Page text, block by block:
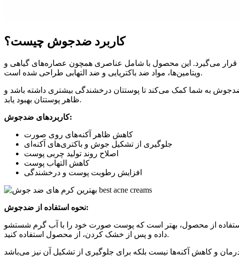
کاربرد ضدجوش چیست؟
می‌گیرد. این محصول با شامل عناصری همچون عصاره‌های گیاهی و
ویتامین‌ها، مواد ضد باکتریایی و ضد التهابی طراحی شده است.
به شما کمک می‌کند تا پوستتان درخشندگی بیشتری داشته باشد و
ظاهر پوستتان بهبود یابد.
کاربردهای ضدجوش:
کاهش ظاهر آکنه‌های روی صورت
جلوگیری از تشکیل جوش و باکتری‌های آکنه‌ای
اصلاح روند تولید چربی پوست
کاهش التهاب پوست
افزایش رطوبت پوست و درخشندگی
نحوه استفاده از ضدجوش:
از محصول، بهتر است که پوست صورت خود را با آب گرم شستشو
داده و پس از خشک کردن، از محصول استفاده کنید.